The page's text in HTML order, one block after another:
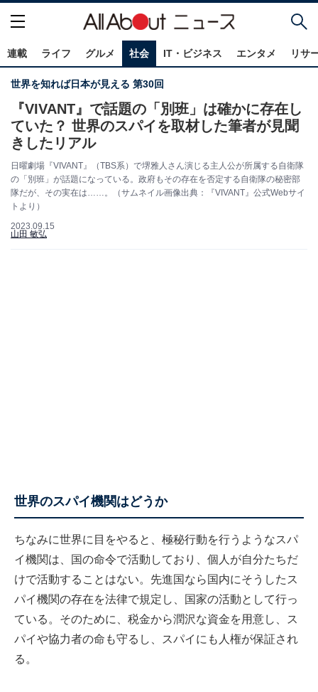
連載 ライフ グルメ 社会 IT・ビジネス エンタメ リサ
世界を知れば日本が見える 第30回
『VIVANT』で話題の「別班」は確かに存在し
ていた？ 世界のスパイを取材した筆者が見聞
きしたリアル
日曜劇場『VIVANT』（TBS系）で堺雅人さん演じる主人公が所属する自衛隊
の「別班」が話題になっている。政府もその存在を否定する自衛隊の秘密部
隊だが、その実在は……。（サムネイル画像出典：『VIVANT』公式Webサイ
トより）
2023.09.15
山田 敏弘
世界のスパイ機関はどうか
ちなみに世界に目をやると、極秘行動を行うようなスパ
イ機関は、国の命令で活動しており、個人が自分たちだ
けで活動することはない。先進国なら国内にそうしたス
パイ機関の存在を法律で規定し、国家の活動として行っ
ている。そのために、税金から潤沢な資金を用意し、ス
パイや協力者の命も守るし、スパイにも人権が保証され
る。